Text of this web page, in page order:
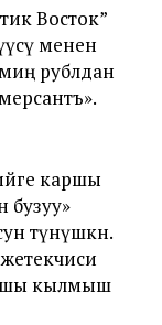
Восток”
менен
рублдан
каршы
бузуу»
өтүнүшкөн.
кылмыш